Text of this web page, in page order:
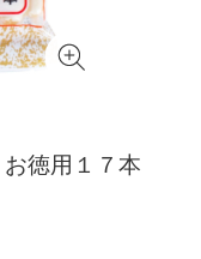
徳用１７本